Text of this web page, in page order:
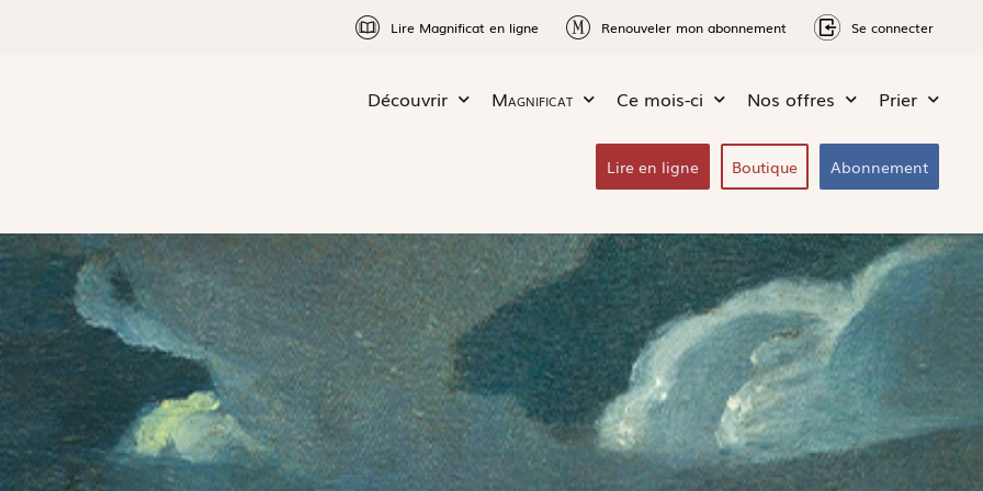
Lire Magnificat en ligne Renouveler mon abonnement Se connecter
Découvrir Magnificat Ce mois-ci Nos offres Prier
Lire en ligne Boutique Abonnement